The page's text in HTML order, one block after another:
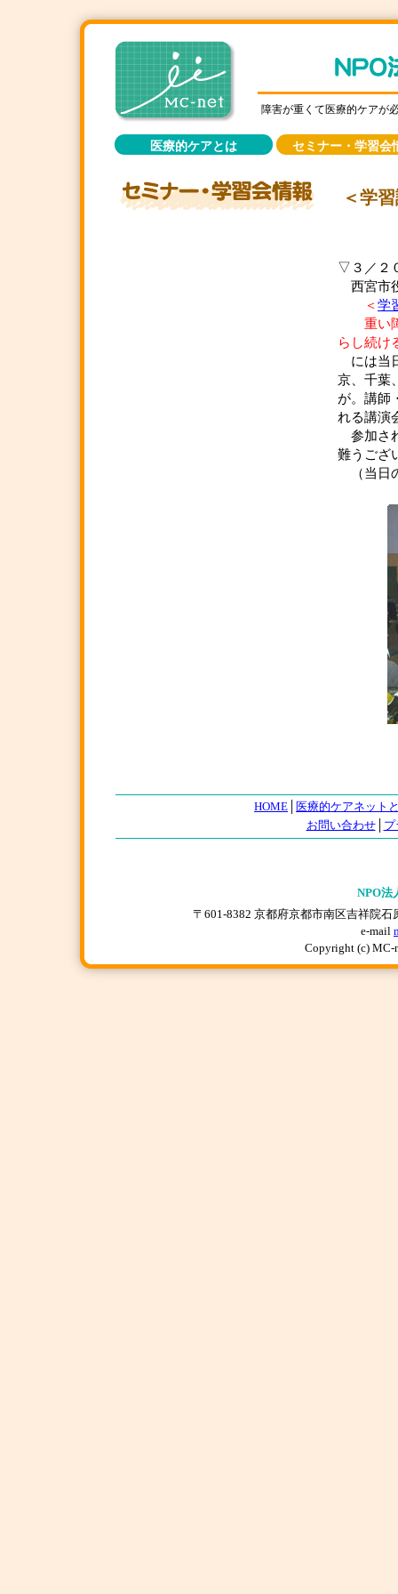
障害が重くて医療的ケアが
医療的ケアとは セミナー・学習会
＜学
▽３／２
西宮市
＜学
重い障
らし続け
には当
京、千葉
が。講師
れる講演
参加さ
難うござ
（当日
HOME
医療的ケアネット
お問い合わせ│ プ
NPO法
〒601-8382 京都府京都市南区吉祥院石
e-mail
Copyright (c) MC-